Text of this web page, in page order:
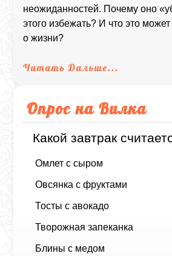
неожиданностей. Почему оно
этого избежать? И что это
о жизни?
Читать Дальше...
Опрос на Вилка
Какой завтрак
Омлет с сыром
Овсянка с фруктами
Тосты с авокадо
Творожная запеканка
Блины с медом